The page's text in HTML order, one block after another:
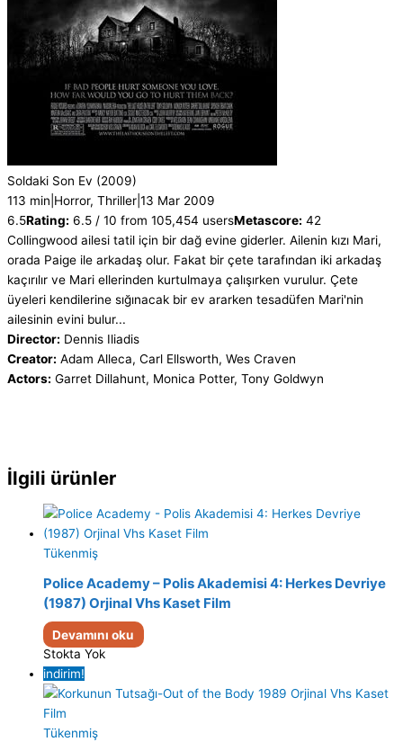
Soldaki Son Ev (2009)
113 min Horror, Thriller 13 Mar 2009
6.5Rating: 6.5 / 10 from 105,454 usersMetascore: 42
Collingwood ailesi tatil için bir dağ evine giderler. Ailenin kızı Mari,
orada Paige ile arkadaş olur. Fakat bir çete tarafından iki arkadaş
kaçırılır ve Mari ellerinden kurtulmaya çalışırken vurulur. Çete
üyeleri kendilerine sığınacak bir ev ararken tesadüfen Mari'nin
ailesinin evini bulur...
Director: Dennis Iliadis
Creator: Adam Alleca, Carl Ellsworth, Wes Craven
Actors: Garret Dillahunt, Monica Potter, Tony Goldwyn
İlgili ürünler
Tükenmiş
Police Academy – Polis Akademisi 4: Herkes Devriye
(1987) Orjinal Vhs Kaset Film
Devamını oku
Stokta Yok
indirim!
Tükenmiş